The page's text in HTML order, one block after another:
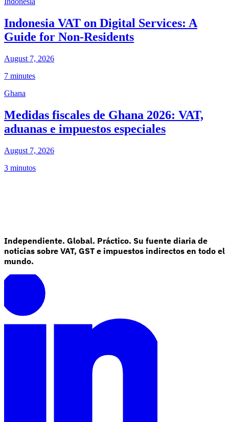
Indonesia VAT on Digital Services: A
Guide for Non-Residents
August 7, 2026
7 minutes
Ghana
Medidas fiscales de Ghana 2026: VAT,
aduanas e impuestos especiales
August 7, 2026
3 minutos
Independiente. Global. Práctico. Su fuente diaria de
noticias sobre VAT, GST e impuestos indirectos en todo el
mundo.